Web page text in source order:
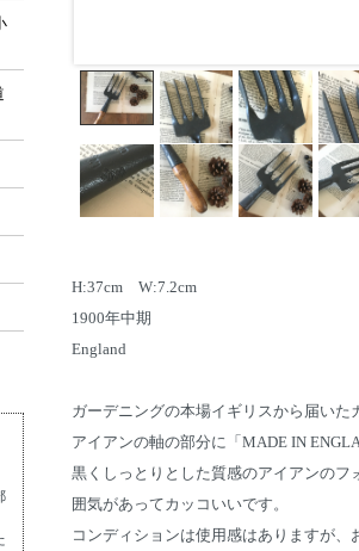
H:37cm W:7.2cm
1900年中期
England
ガーデニングの本場イギリスから届いた
アイアンの軸の部分に「MADE IN
黒くしっとりとした質感のアイアンの
囲気があってカッコいいです。
コンディションは使用感はありますが